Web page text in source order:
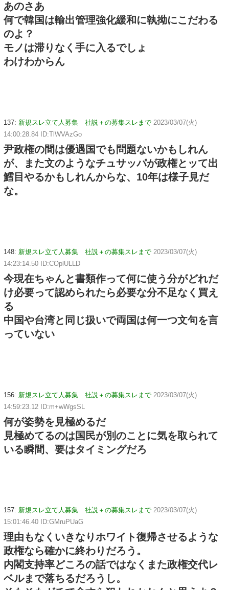
あのさあ
何で韓国は輸出管理強化緩和に執拗にこだわる
のよ？
モノは滞りなく手に入るでしょ
わけわからん
137: 新規スレ立て人募集 社説＋の募集スレまで 2023/03/07(火)
14:00:28.84 ID:TlWVAzGo
尹政権の間は優遇国でも問題ないかもしれん
が、また文のようなチュサッパが政権とッて出
鱈目やるかもしれんからな、10年は様子見だ
な。
148: 新規スレ立て人募集 社説＋の募集スレまで 2023/03/07(火)
14:23:14.50 ID:COplULLD
今現在ちゃんと書類作って何に使う分がどれだ
け必要って認められたら必要な分不足なく買え
る
中国や台湾と同じ扱いで両国は何一つ文句を言
っていない
156: 新規スレ立て人募集 社説＋の募集スレまで 2023/03/07(火)
14:59:23.12 ID:m+wWgsSL
何が姿勢を見極めるだ
見極めてるのは国民が別のことに気を取られて
いる瞬間、要はタイミングだろ
157: 新規スレ立て人募集 社説＋の募集スレまで 2023/03/07(火)
15:01:46.40 ID:GMruPUaG
理由もなくいきなりホワイト復帰させるような
政権なら確かに終わりだろう。
内閣支持率どころの話ではなくまた政権交代レ
ベルまで落ちるだろうし。